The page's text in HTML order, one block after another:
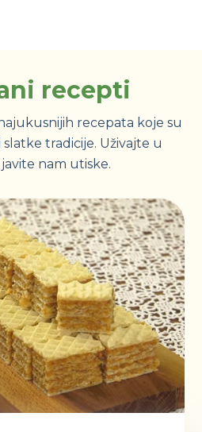
recepti
recepata koje su
tradicije. Uživajte u
nam utiske.